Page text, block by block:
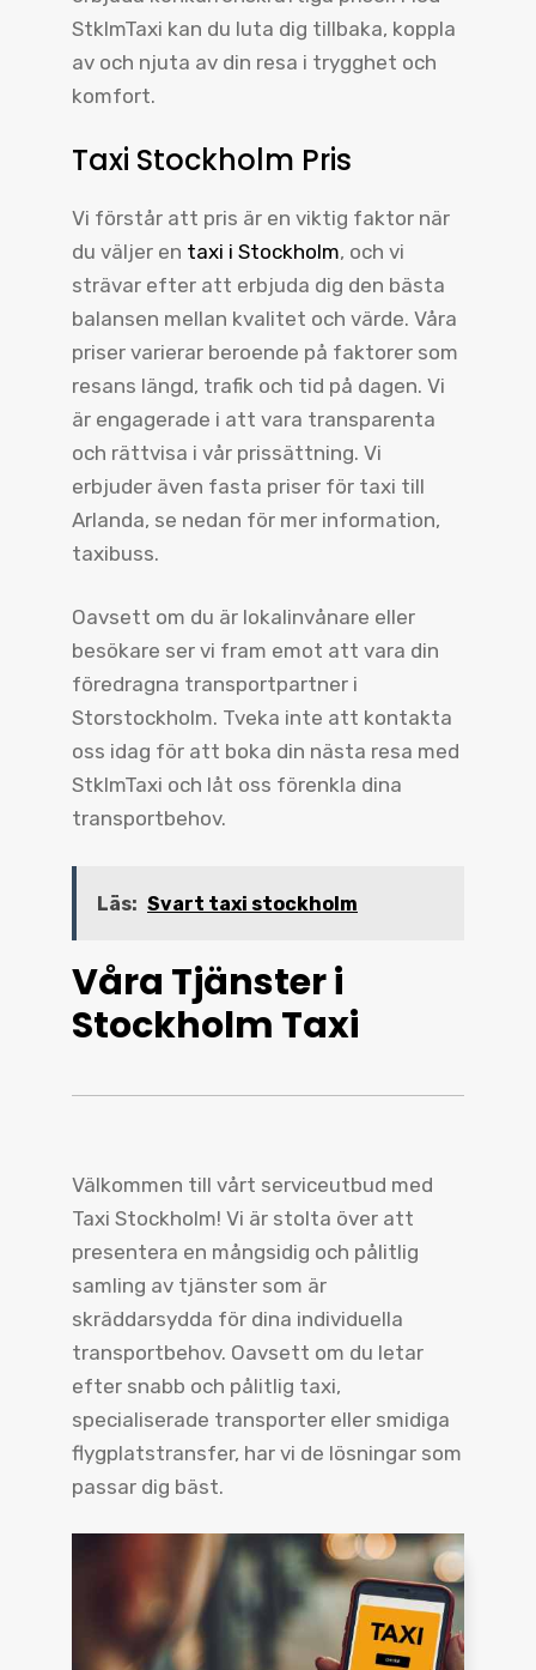
StklmTaxi kan du luta dig tillbaka, koppla
av och njuta av din resa i trygghet och
komfort.
Taxi Stockholm Pris
Vi förstår att pris är en viktig faktor när
du väljer en taxi i Stockholm, och vi
strävar efter att erbjuda dig den bästa
balansen mellan kvalitet och värde. Våra
priser varierar beroende på faktorer som
resans längd, trafik och tid på dagen. Vi
är engagerade i att vara transparenta
och rättvisa i vår prissättning. Vi
erbjuder även fasta priser för taxi till
Arlanda, se nedan för mer information,
taxibuss.
Oavsett om du är lokalinvånare eller
besökare ser vi fram emot att vara din
föredragna transportpartner i
Storstockholm. Tveka inte att kontakta
oss idag för att boka din nästa resa med
StklmTaxi och låt oss förenkla dina
transportbehov.
Läs: Svart taxi stockholm
Våra Tjänster i
Stockholm Taxi
Välkommen till vårt serviceutbud med
Taxi Stockholm! Vi är stolta över att
presentera en mångsidig och pålitlig
samling av tjänster som är
skräddarsydda för dina individuella
transportbehov. Oavsett om du letar
efter snabb och pålitlig taxi,
specialiserade transporter eller smidiga
flygplatstransfer, har vi de lösningar som
passar dig bäst.